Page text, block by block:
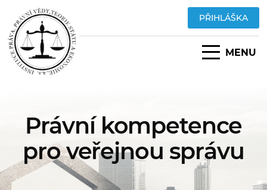
PŘIHLÁŠKA
MENU
Právní kompetence
pro veřejnou správu